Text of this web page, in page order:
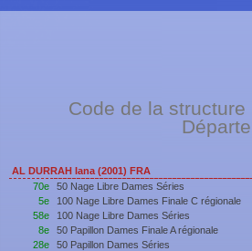
Code de la
AL DURRAH Iana (2001) FRA
70e
50 Nage Libre Dames Séries
5e
100 Nage Libre Dames Finale C régionale
58e
100 Nage Libre Dames Séries
8e
50 Papillon Dames Finale A régionale
28e
50 Papillon Dames Séries